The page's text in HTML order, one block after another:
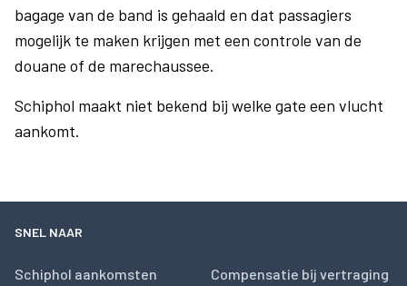
bagage van de band is gehaald en dat passagiers
mogelijk te maken krijgen met een controle van de
douane of de marechaussee.
Schiphol maakt niet bekend bij welke gate een vlucht
aankomt.
SNEL NAAR
Schiphol aankomsten
Compensatie bij vertraging